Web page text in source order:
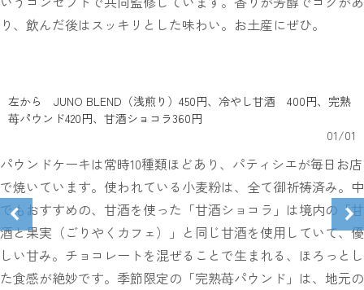
り、飲んだ後はスッキリとした味わい。お土産にぜひ。
左から JUNO BLEND（浅煎り）450円、冷やし甘酒 400円、完熟
苺パウンド420円、甘酒ショコラ360円
01/01
パウンドケーキは常時10種類ほどあり、パティシエが毎日お店
で焼いています。使われている小麦粉は、全て御祈祷済み。中
でもおすすめの、甘酒を使った「甘酒ショコラ」は境内の「甘
酒と果実（ごりやくカフェ）」と同じ甘酒を使用していて、優
しい甘み。チョコレートを混ぜることで生まれる、ほろっとし
た食感が絶妙です。季節限定の「完熟苺パウンド」は、地元の